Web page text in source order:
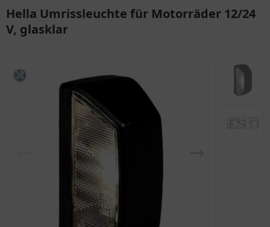
Hella Umrissleuchte für Motorräder 12/24
V, glasklar